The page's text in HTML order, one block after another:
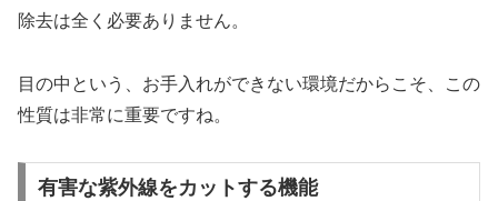
除去は全く必要ありません。
目の中という、お手入れができない環境だからこそ、この
性質は非常に重要ですね。
有害な紫外線をカットする機能